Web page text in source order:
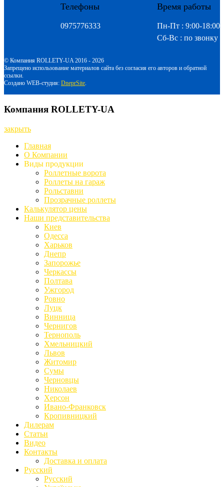
Телефоны
0975776333
Время работы
Пн-Пт : 9:00-18:00
Сб-Вс : по звонку
© Компания ROLLETY-UA 2016 - 2026
Запрещено использование материалов сайта без согласия его авторов и обратной
ссылки.
Создано WEB-студия: DneprSite.
Компания ROLLETY-UA
закрыть
Главная
О Компании
Виды продукции
Роллетные ворота
Роллеты на гараж
Рольставни
Прозрачные роллеты
Калькулятор цены
Наши представительства
Киев
Одесса
Харьков
Днепр
Запорожье
Черкассы
Полтава
Ужгород
Ровно
Луцк
Винница
Чернигов
Тернополь
Хмельницкий
Львов
Житомир
Сумы
Черновцы
Николаев
Херсон
Ивано-Франковск
Кропивницкий
Дилерам
Статьи
Видео
Контакты
Доставка и оплата
Русский
Русский